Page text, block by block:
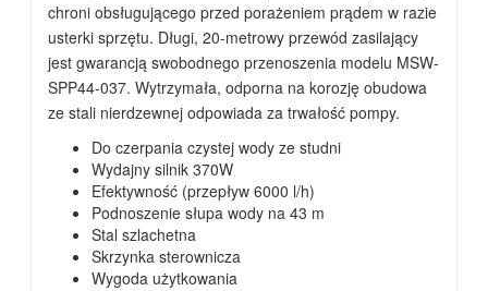
chroni obsługującego przed porażeniem prądem w razie
usterki sprzętu. Długi, 20-metrowy przewód zasilający
jest gwarancją swobodnego przenoszenia modelu MSW-
SPP44-037. Wytrzymała, odporna na korozję obudowa
ze stali nierdzewnej odpowiada za trwałość pompy.
Do czerpania czystej wody ze studni
Wydajny silnik 370W
Efektywność (przepływ 6000 l/h)
Podnoszenie słupa wody na 43 m
Stal szlachetna
Skrzynka sterownicza
Wygoda użytkowania